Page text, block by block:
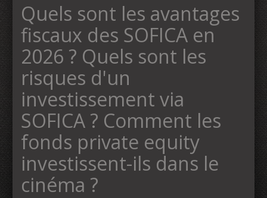
Quels sont les avantages
fiscaux des SOFICA en
2026 ?​ Quels sont les
risques d'un
investissement via
SOFICA ?​ Comment les
fonds private equity
investissent-ils dans le
cinéma ?